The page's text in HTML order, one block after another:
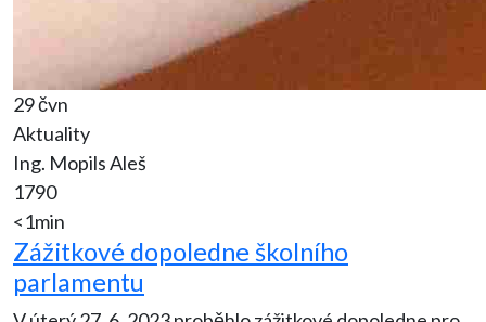
29 čvn
Aktuality
Ing. Mopils Aleš
1790
<1min
Zážitkové dopoledne školního
parlamentu